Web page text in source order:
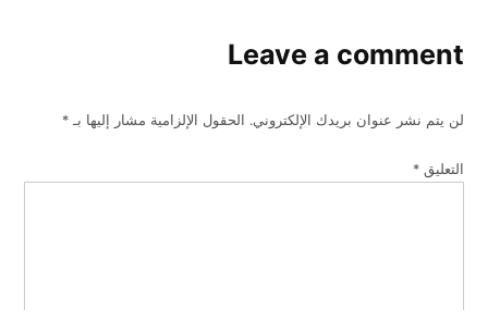
Leave a comment
لن يتم نشر عنوان بريدك الإلكتروني. الحقول الإلزامية مشار إليها بـ*
التعليق*